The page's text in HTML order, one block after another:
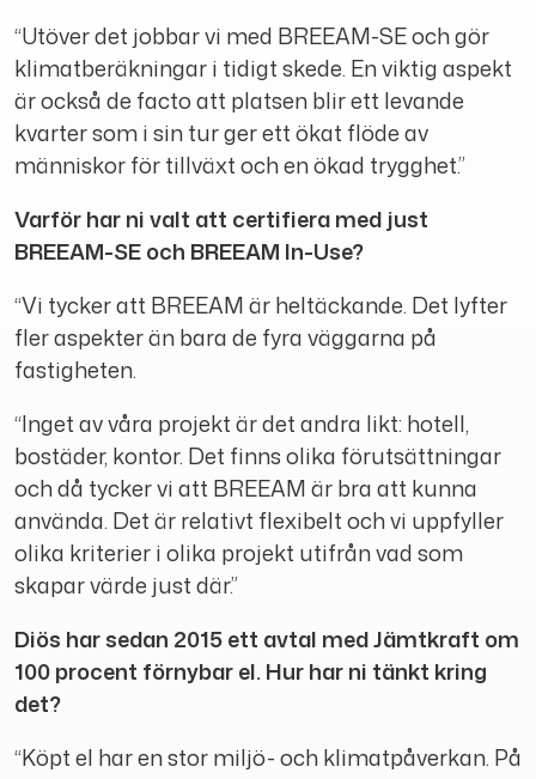
“Utöver det jobbar vi med BREEAM-SE och gör
klimatberäkningar i tidigt skede. En viktig aspekt
är också de facto att platsen blir ett levande
kvarter som i sin tur ger ett ökat flöde av
människor för tillväxt och en ökad trygghet.”
Varför har ni valt att certifiera med just
BREEAM-SE och BREEAM In-Use?
“Vi tycker att BREEAM är heltäckande. Det lyfter
fler aspekter än bara de fyra väggarna på
fastigheten.
“Inget av våra projekt är det andra likt: hotell,
bostäder, kontor. Det finns olika förutsättningar
och då tycker vi att BREEAM är bra att kunna
använda. Det är relativt flexibelt och vi uppfyller
olika kriterier i olika projekt utifrån vad som
skapar värde just där.”
Diös har sedan 2015 ett avtal med Jämtkraft om
100 procent förnybar el. Hur har ni tänkt kring
det?
“Köpt el har en stor miljö- och klimatpåverkan. På